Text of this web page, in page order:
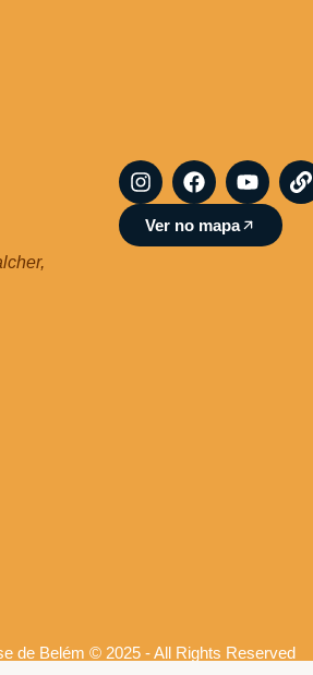
I
n
s
F
a
e
Y
o
u
t
L
i
Ver no mapa
de Belém © 2025 - All Rights Reserved